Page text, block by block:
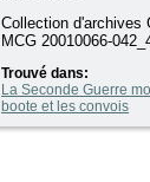
Collection d'archives
MCG 20010066-
Trouvé dans:
La Seconde Guerre
boote et les convois